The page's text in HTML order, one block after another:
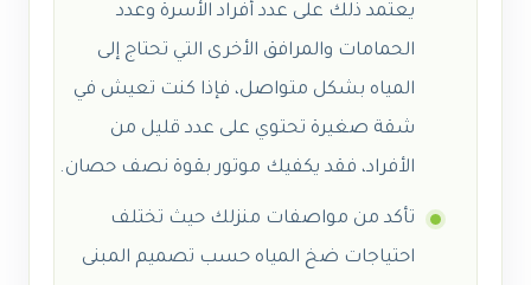
يعتمد ذلك على عدد أفراد الأسرة وعدد
الحمامات والمرافق الأخرى التي تحتاج إلى
المياه بشكل متواصل، فإذا كنت تعيش في
شقة صغيرة تحتوي على عدد قليل من
الأفراد، فقد يكفيك موتور بقوة نصف حصان.
تأكد من مواصفات منزلك حيث تختلف
احتياجات ضخ المياه حسب تصميم المبنى